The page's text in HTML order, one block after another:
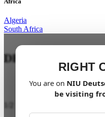
Algeria
South Africa
RIGHT
You are on NIU
be visiting
DEIN URBANER